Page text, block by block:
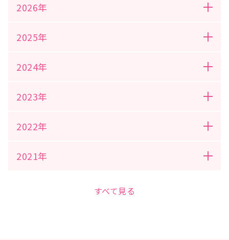
2026年
2025年
2024年
2023年
2022年
2021年
すべて見る